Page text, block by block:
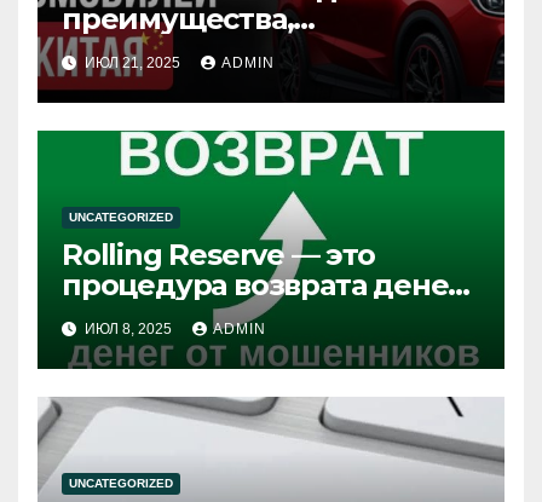
преимущества,
особенности и советы по
выбору
ИЮЛ 21, 2025 ADMIN
UNCATEGORIZED
Rolling Reserve — это
процедура возврата денег
из брокерских компаний
ИЮЛ 8, 2025 ADMIN
UNCATEGORIZED